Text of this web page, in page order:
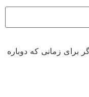
برای زمانی که دوباره